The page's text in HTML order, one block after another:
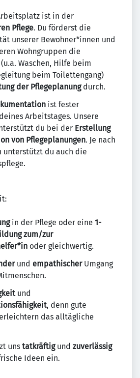
ist in der
Pflege. Du förderst die
unserer Bewohner*innen und
Wohngruppen die
(u.a. Waschen, Hilfe beim
beim Toilettengang)
der Pflegeplanungdurch.
ist fester
Arbeitstages. Unsere
du bei der Erstellung
von Pflegeplanungen. Je nach
unterstützt du auch die
in der Pflege oder eine 1-
zum/zur
oder gleichwertig.
und empathischerUmgang
und
, denn gute
das alltägliche
uns tatkräftigund zuverlässig
Ideen ein.